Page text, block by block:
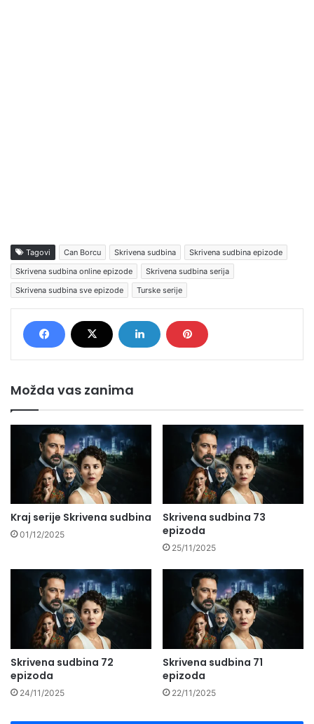
Tagovi Can Borcu Skrivena sudbina
Skrivena sudbina epizode
Skrivena sudbina online epizode
Skrivena sudbina serija
Skrivena sudbina sve epizode
Turske serije
Možda vas zanima
Kraj serije Skrivena sudbina
01/12/2025
Skrivena sudbina 73
epizoda
25/11/2025
Skrivena sudbina 72
epizoda
24/11/2025
Skrivena sudbina 71
epizoda
22/11/2025